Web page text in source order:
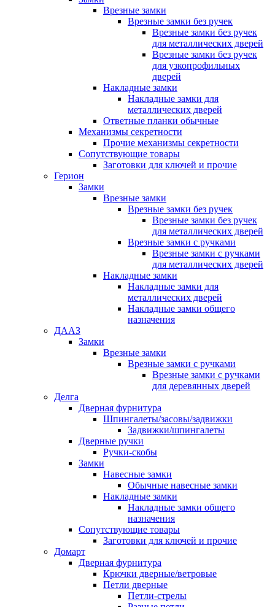
Врезные замки
Врезные замки без ручек
Врезные замки без ручек
для металлических дверей
Врезные замки без ручек
для узкопрофильных
дверей
Накладные замки
Накладные замки для
металлических дверей
Ответные планки обычные
Механизмы секретности
Прочие механизмы секретности
Сопутствующие товары
Заготовки для ключей и прочие
Герион
Замки
Врезные замки
Врезные замки без ручек
Врезные замки без ручек
для металлических дверей
Врезные замки с ручками
Врезные замки с ручками
для металлических дверей
Накладные замки
Накладные замки для
металлических дверей
Накладные замки общего
назначения
ДААЗ
Замки
Врезные замки
Врезные замки с ручками
Врезные замки с ручками
для деревянных дверей
Делга
Дверная фурнитура
Шпингалеты/засовы/задвижки
Задвижки/шпингалеты
Дверные ручки
Ручки-скобы
Замки
Навесные замки
Обычные навесные замки
Накладные замки
Накладные замки общего
назначения
Сопутствующие товары
Заготовки для ключей и прочие
Домарт
Дверная фурнитура
Крючки дверные/ветровые
Петли дверные
Петли-стрелы